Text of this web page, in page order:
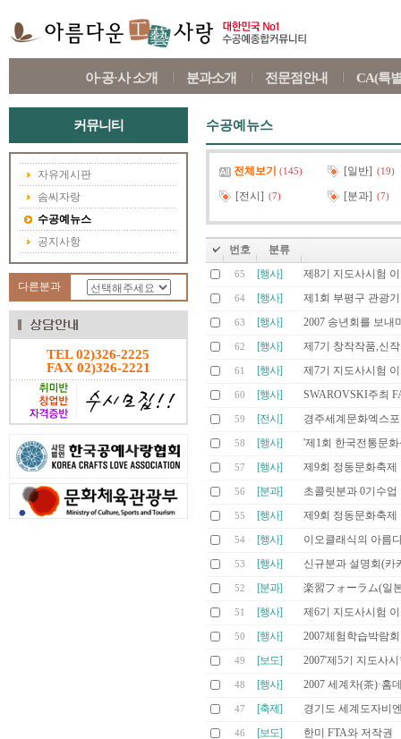
아·공·사 소개 분과소개 전문점안내 CA(특
커뮤니티
자유게시판
솜씨자랑
수공예뉴스
공지사항
다른분과
TEL 02)326-2225
FAX 02)326-2221
수공예뉴스
전체보기 (145) [일반] (19)
[전시] (7) [분과] (7)
번호 분류
65 [행사] 제8기 지도사시험
64 [행사] 제1회 부평구 관광
63 [행사] 2007 송년회를 보내
62 [행사] 제7기 창작작품,신
61 [행사] 제7기 지도사시험
60 [행사] SWAROVSKI주최
59 [전시] 경주세계문화엑스
58 [행사] '제1회 한국전통문
57 [행사] 제9회 정동문화축제
56 [분과] 초콜릿분과 0기수업
55 [행사] 제9회 정동문화축제
54 [행사] 이오클래식의 아름
53 [행사] 신규분과 설명회(카
52 [분과] 楽習フォーラム(일
51 [행사] 제6기 지도사시험
50 [행사] 2007체험학습박람
49 [보도] 2007'제5기 지도사
48 [행사] 2007 세계차(茶)·홈
47 [축제] 경기도 세계도자비
46 [보도] 한미 FTA와 저작권